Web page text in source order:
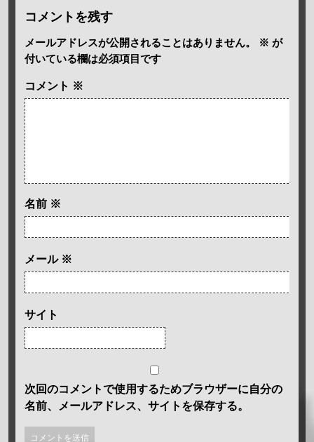
コメントを残す
メールアドレスが公開されることはありません。 ※ が
付いている欄は必須項目です
コメント ※
名前 ※
メール ※
サイト
次回のコメントで使用するためブラウザーに自分の
名前、メールアドレス、サイトを保存する。